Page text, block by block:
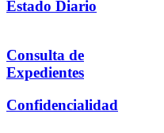
Estado Diario
Consulta de
Expedientes
Confidencialidad